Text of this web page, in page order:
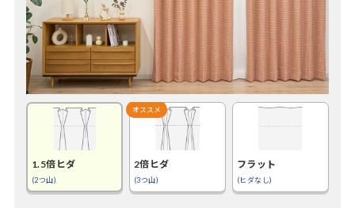
1.5倍ヒダ
(2つ山)
2倍ヒダ
(3つ山)
フラット
(ヒダなし)